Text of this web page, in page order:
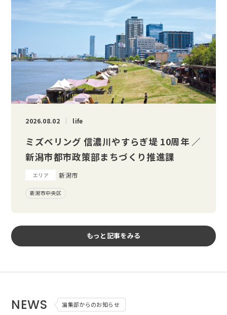
2026.08.02 life
ミズベリング 信濃川やすらぎ堤 10周年 ／
新潟市都市政策部まちづくり推進課
エリア 新潟市
新潟市中央区
もっと記事をみる
NEWS 編集部からのお知らせ